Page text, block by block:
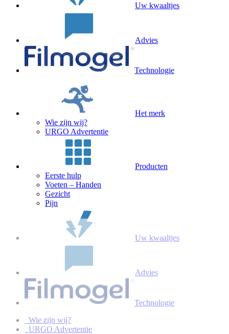
Uw kwaaltjes
Advies
Technologie
Het merk
Wie zijn wij?
URGO Advertentie
Producten
Eerste hulp
Voeten – Handen
Gezicht
Pijn
Uw kwaaltjes
Advies
Technologie
Wie zijn wij?
URGO Advertentie